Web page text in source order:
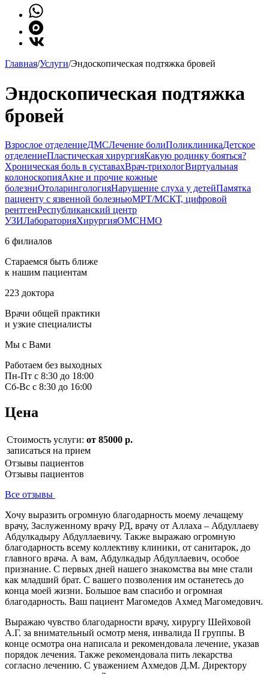
Главная/Услуги/Эндоскопическая подтяжка бровей
Эндоскопическая подтяжка
бровей
Взрослое отделениеДМСЛечение болиПоликлиникаДетское
отделениеПластическая хирургияКакую родинку бояться?
Хроническая боль в суставахВрач-трихологВиртуальная
колоноскопияАкне и прочие кожные
болезниОтоларингологияНарушение слуха у детейПамятка
пациенту с язвенной болезньюМРТ/МСКТ, цифровой
рентгенРеспубликанский центр
УЗИЛабораторияХирургияОМСНМО
6 филиалов
Стараемся быть ближе
к нашим пациентам
223 доктора
Врачи общей практики
и узкие специалисты
Мы с Вами
Работаем без выходных
Пн-Пт с 8:30 до 18:00
Сб-Вс с 8:30 до 16:00
Цена
Стоимость услуги: от 85000 р.
записаться на прием
Отзывы пациентов
Отзывы пациентов
Все отзывы
Хочу выразить огромную благодарность моему лечащему
врачу, Заслуженному врачу РД, врачу от Аллаха – Абдуллаеву
Абдулкадыру Абдуллаевичу. Также выражаю огромную
благодарность всему коллективу клиники, от санитарок, до
главного врача. А вам, Абдулкадыр Абдуллаевич, особое
признание. С первых дней нашего знакомства вы мне стали
как младший брат. С вашего позволения им останетесь до
конца моей жизни. Большое вам спасибо и огромная
благодарность. Ваш пациент Магомедов Ахмед Магомедович.
Выражаю чувство благодарности врачу, хирургу Шейховой
А.Г. за внимательный осмотр меня, инвалида II группы. В
конце осмотра она написала и рекомендовала лечение, указав
порядок лечения. Также рекомендовала пить лекарства
согласно лечению. С уважением Ахмедов Д.М. Директору